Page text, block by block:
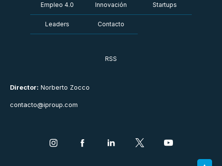
Director: Norberto Zocco
contacto@iproup.com
Empleo 4.0 Innovación Startups
Leaders Contacto
RSS